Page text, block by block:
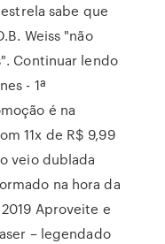
sabe que
Weiss "não
Continuar lendo
- 1ª
é na
11x de R$ 9,99
veio dublada
na hora da
Aproveite e
– legendado